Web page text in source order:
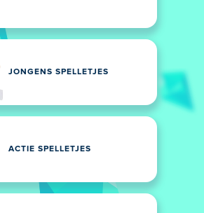
JONGENS SPELLETJES
ACTIE SPELLETJES